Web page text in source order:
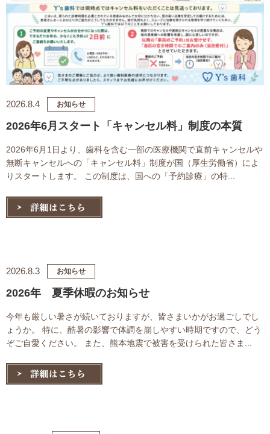
2026.8.4 お知らせ
2026年6月スタート「キャンセル料」制度の本質
2026年6月1日より、歯科を含む一部の医療機関で直前キャンセルや
無断キャンセルへの「キャンセル料」制度が国（厚生労働省）によ
りスタートします。 この制度は、国への「予約診療」の特...
2026.8.3 お知らせ
2026年 夏季休暇のお知らせ
今年も厳しい暑さが続いておりますが、皆さまいかがお過ごしでし
ょうか。 特に、酷暑の影響で体調を崩しやすい時期ですので、どう
ぞご自愛ください。 また、熊本地震で被害を受けられた皆さま...